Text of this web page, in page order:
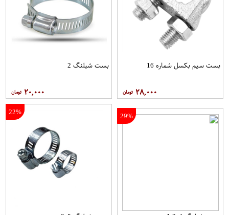
بست سیم بکسل شماره 16
۲۸,۰۰۰
بست شیلنگ 2
۲۰,۰۰۰
29%
22%